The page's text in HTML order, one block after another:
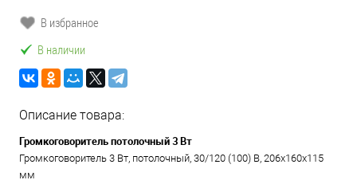
В избранное
В наличии
Описание товара:
Громкоговоритель потолочный 3 Вт
Громкоговоритель 3 Вт, потолочный, 30/120 (100) В, 206х160х115
мм